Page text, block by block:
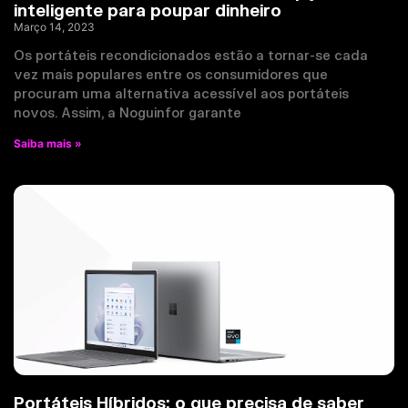
inteligente para poupar dinheiro
Março 14, 2023
Os portáteis recondicionados estão a tornar-se cada
vez mais populares entre os consumidores que
procuram uma alternativa acessível aos portáteis
novos. Assim, a Noguinfor garante
Saiba mais »
Portáteis Híbridos: o que precisa de saber